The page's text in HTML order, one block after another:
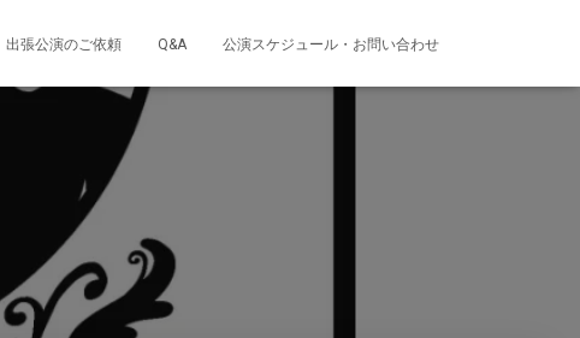
出張公演のご依頼 Q&A 公演スケジュール・お問い合わせ